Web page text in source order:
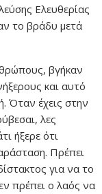
Ελευθερίας
το βράδυ μετά
βγήκαν
και αυτό
Όταν έχεις στην
λες
ήξερε ότι
Πρέπει
για να το
πρέπει ο λαός να